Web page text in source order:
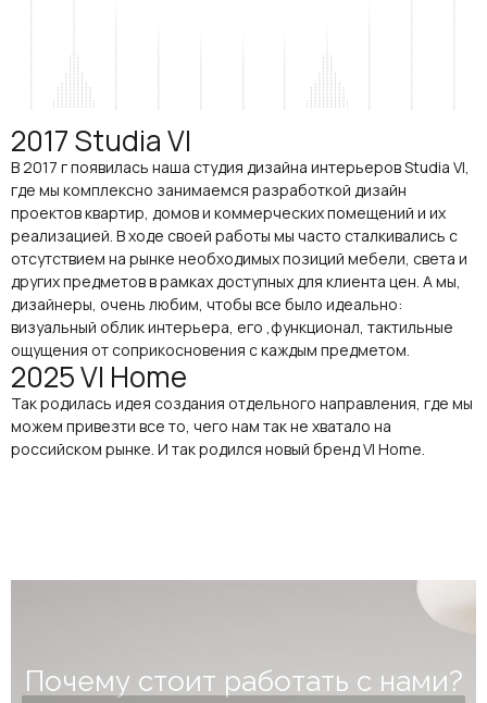
2017 Studia VI
В 2017 г появилась наша студия дизайна интерьеров Studia VI,
где мы комплексно занимаемся разработкой дизайн
проектов квартир, домов и коммерческих помещений и их
реализацией. В ходе своей работы мы часто сталкивались с
отсутствием на рынке необходимых позиций мебели, света и
других предметов в рамках доступных для клиента цен. А мы,
дизайнеры, очень любим, чтобы все было идеально:
визуальный облик интерьера, его ,функционал, тактильные
ощущения от соприкосновения с каждым предметом.
2025 VI Home
Так родилась идея создания отдельного направления, где мы
можем привезти все то, чего нам так не хватало на
российском рынке. И так родился новый бренд VI Home.
Почему стоит работать с нами?